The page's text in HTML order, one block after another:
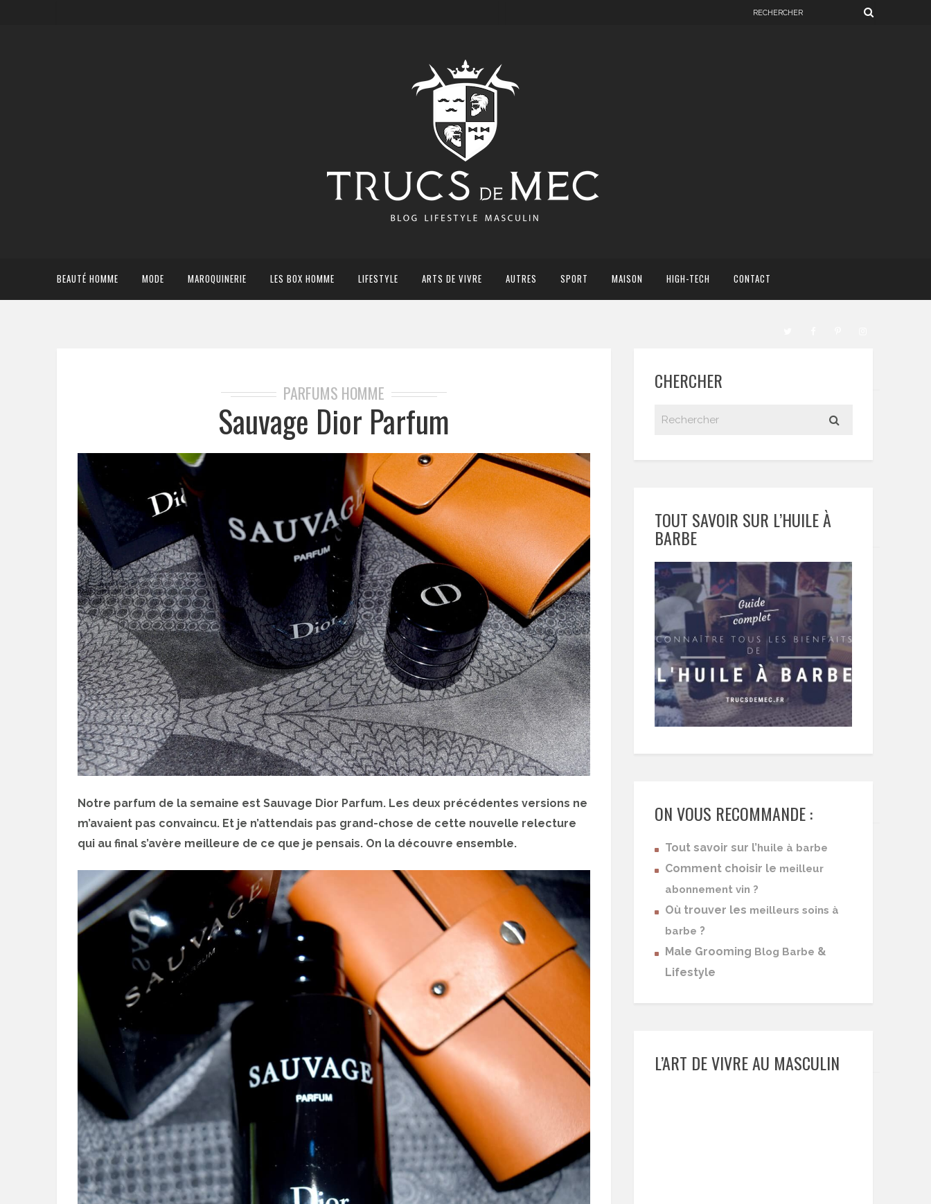
BEAUTÉ HOMME MODE MAROQUINERIE LES BOX HOMME LIFESTYLE ARTS DE VIVRE AUTRES SPORT MAISON HIGH-TECH CONTACT
PARFUMS HOMME
Sauvage Dior Parfum
Notre parfum de la semaine est Sauvage Dior Parfum. Les deux précédentes versions ne
m’avaient pas convaincu. Et je n’attendais pas grand-chose de cette nouvelle relecture
qui au final s’avère meilleure de ce que je pensais. On la découvre ensemble.
CHERCHER
TOUT SAVOIR SUR L’HUILE À
BARBE
ON VOUS RECOMMANDE :
Tout savoir sur l’ huile à barbe
Comment choisir le meilleur
abonnement vin ?
Où trouver les meilleurs soins à
barbe ?
Male Grooming Blog Barbe &
Lifestyle
L’ART DE VIVRE AU MASCULIN